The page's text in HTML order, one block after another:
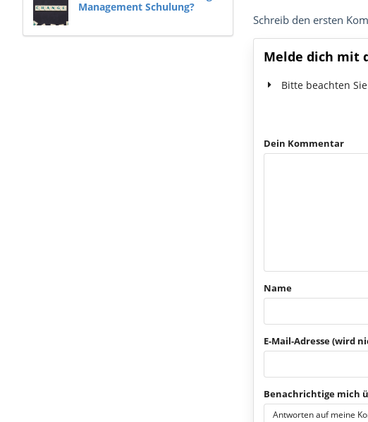
Management Schulung?
Schreib den ersten
Melde dich mit
Bitte beachten
Dein Kommentar
Name
E-Mail-Adresse (wird
Benachrichtige mich
Antworten auf meine